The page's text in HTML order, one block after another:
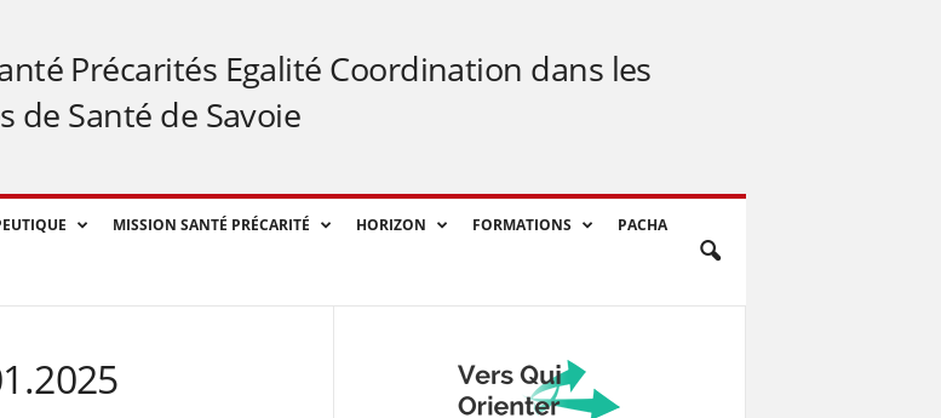
Précarités Egalité Coordination dans les
de Santé de Savoie
MISSION SANTÉ PRÉCARITÉ HORIZON FORMATIONS PACHA